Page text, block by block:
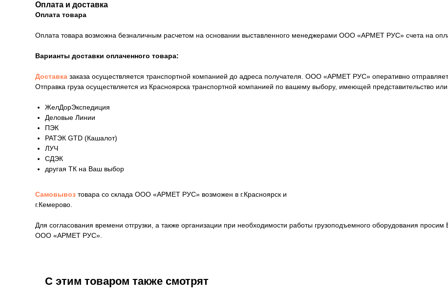
Оплата и доставка
Оплата товара
Оплата товара возможна безналичным расчетом на основании выставленного менеджерами ООО «АРМЕТ РУС» счета на
Варианты доставки оплаченного товара:
Доставка заказа осуществляется транспортной компанией до адреса получателя. ООО «АРМЕТ РУС» оперативно
Отправка груза осуществляется из Красноярска транспортной компанией по вашему выбору, имеющей представительство
ЖелДорЭкспедиция
Деловые Линии
ПЭК
РАТЭК GTD (Кашалот)
ЛУЧ
СДЭК
другая ТК на Ваш выбор
Самовывоз товара со склада ООО «АРМЕТ РУС» возможен в г.Красноярск и
г.Кемерово.
Для согласования времени отгрузки, а также организации при необходимости работы грузоподъемного оборудования
ООО «АРМЕТ РУС».
С этим товаром также смотрят